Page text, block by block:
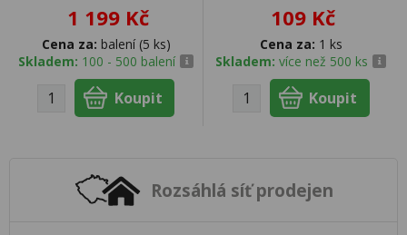
1 199 Kč
Cena za: balení (5 ks)
Skladem: 100 - 500 balení
109 Kč
Cena za: 1 ks
Skladem: více než 500 ks
Rozsáhlá síť prodejen